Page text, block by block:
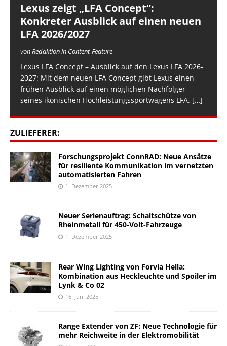
Lexus zeigt „LFA Concept“:
Konkreter Ausblick auf einen neuen
LFA 2026/2027
von Redaktion in Content-Feature
Lexus LFA Concept – Ausblick auf den Lexus LFA 2026-
2027: Mit dem neuen LFA Concept gibt Lexus einen
frühen Ausblick auf einen möglichen Nachfolger
seines ikonischen Hochleistungssportwagens LFA. […]
ZULIEFERER:
Forschungsprojekt ConnRAD: Neue Ansätze
für resiliente Kommunikation im vernetzten
automatisierten Fahren
1. Dezember 2025
Neuer Serienauftrag: Schaltschütze von
Rheinmetall für 450-Volt-Fahrzeuge
1. Dezember 2025
Rear Wing Lighting von Forvia Hella:
Kombination aus Heckleuchte und Spoiler im
Lynk & Co 02
16. Juni 2025
Range Extender von ZF: Neue Technologie für
mehr Reichweite in der Elektromobilität